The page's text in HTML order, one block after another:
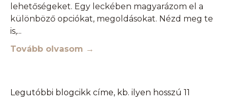
lehetőségeket. Egy leckében magyarázom el a
különböző opciókat, megoldásokat. Nézd meg te
is,
Tovább olvasom →
Legutóbbi blogcikk címe, kb. ilyen hosszú 11